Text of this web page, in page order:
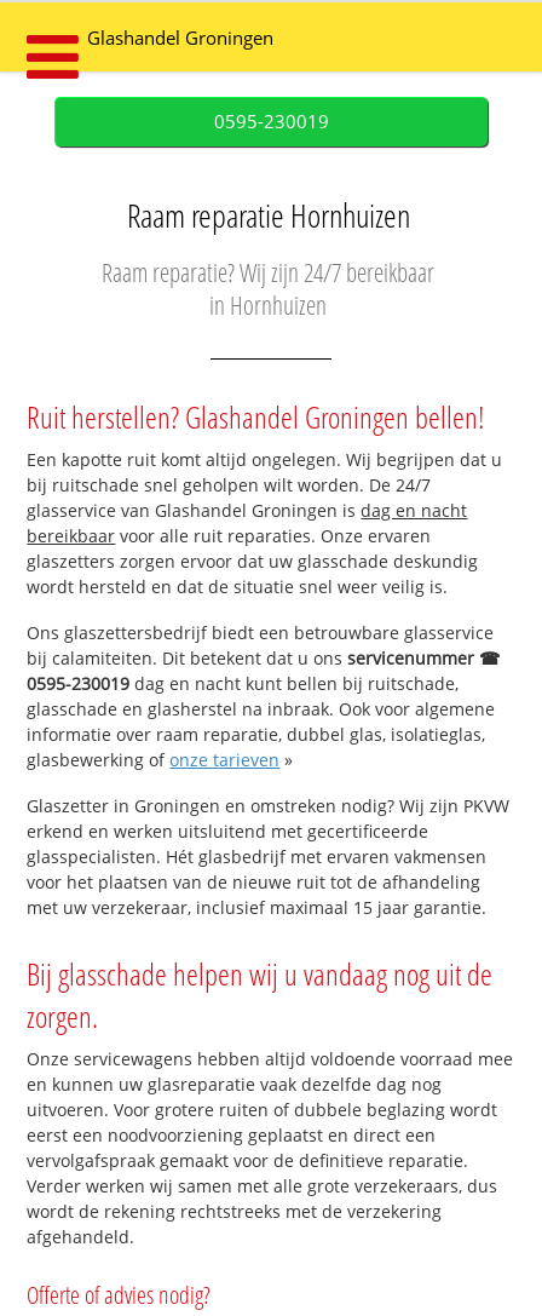
Glashandel Groningen
0595-230019
Raam reparatie Hornhuizen
Raam reparatie? Wij zijn 24/7 bereikbaar
in Hornhuizen
Ruit herstellen? Glashandel Groningen bellen!
Een kapotte ruit komt altijd ongelegen. Wij begrijpen dat u
bij ruitschade snel geholpen wilt worden. De 24/7
glasservice van Glashandel Groningen isdag en nacht
bereikbaar voor alle ruit reparaties. Onze ervaren
glaszetters zorgen ervoor dat uw glasschade deskundig
wordt hersteld en dat de situatie snel weer veilig is.
Ons glaszettersbedrijf biedt een betrouwbare glasservice
bij calamiteiten. Dit betekent dat u onsservicenummer ☎
0595-230019 dag en nacht kunt bellen bij ruitschade,
glasschade en glasherstel na inbraak. Ook voor algemene
informatie over raam reparatie, dubbel glas, isolatieglas,
glasbewerking ofonze tarieven »
Glaszetter in Groningen en omstreken nodig? Wij zijn PKVW
erkend en werken uitsluitend met gecertificeerde
glasspecialisten. Hét glasbedrijf met ervaren vakmensen
voor het plaatsen van de nieuwe ruit tot de afhandeling
met uw verzekeraar, inclusief maximaal 15 jaar garantie.
Bij glasschade helpen wij u vandaag nog uit de
zorgen.
Onze servicewagens hebben altijd voldoende voorraad mee
en kunnen uw glasreparatie vaak dezelfde dag nog
uitvoeren. Voor grotere ruiten of dubbele beglazing wordt
eerst een noodvoorziening geplaatst en direct een
vervolgafspraak gemaakt voor de definitieve reparatie.
Verder werken wij samen met alle grote verzekeraars, dus
wordt de rekening rechtstreeks met de verzekering
afgehandeld.
Offerte of advies nodig?